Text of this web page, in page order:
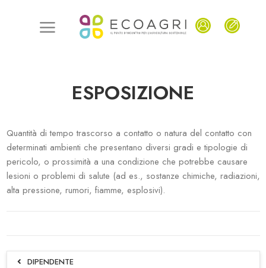
ESPOSIZIONE
Quantità di tempo trascorso a contatto o natura del contatto con
determinati ambienti che presentano diversi gradi e tipologie di
pericolo, o prossimità a una condizione che potrebbe causare
lesioni o problemi di salute (ad es., sostanze chimiche, radiazioni,
alta pressione, rumori, fiamme, esplosivi).
DIPENDENTE